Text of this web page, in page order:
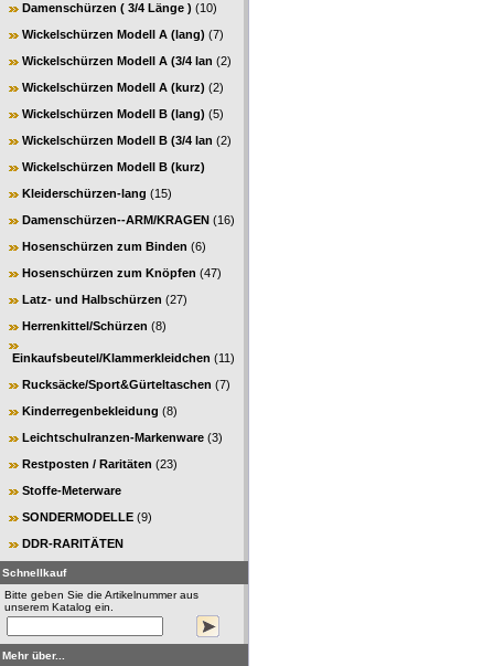
Damenschürzen ( 3/4 Länge ) (10)
Wickelschürzen Modell A (lang) (7)
Wickelschürzen Modell A (3/4 lan (2)
Wickelschürzen Modell A (kurz) (2)
Wickelschürzen Modell B (lang) (5)
Wickelschürzen Modell B (3/4 lan (2)
Wickelschürzen Modell B (kurz)
Kleiderschürzen-lang (15)
Damenschürzen--ARM/KRAGEN (16)
Hosenschürzen zum Binden (6)
Hosenschürzen zum Knöpfen (47)
Latz- und Halbschürzen (27)
Herrenkittel/Schürzen (8)
Einkaufsbeutel/Klammerkleidchen (11)
Rucksäcke/Sport&Gürteltaschen (7)
Kinderregenbekleidung (8)
Leichtschulranzen-Markenware (3)
Restposten / Raritäten (23)
Stoffe-Meterware
SONDERMODELLE (9)
DDR-RARITÄTEN
Schnellkauf
Bitte geben Sie die Artikelnummer aus
unserem Katalog ein.
Mehr über...